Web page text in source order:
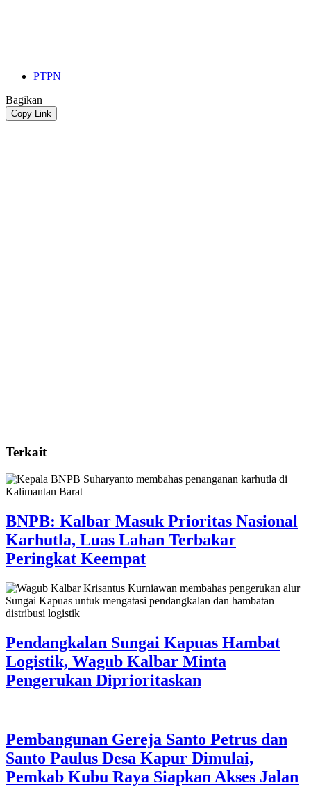
PTPN
Bagikan
Copy Link
Terkait
BNPB: Kalbar Masuk Prioritas Nasional
Karhutla, Luas Lahan Terbakar
Peringkat Keempat
Pendangkalan Sungai Kapuas Hambat
Logistik, Wagub Kalbar Minta
Pengerukan Diprioritaskan
Pembangunan Gereja Santo Petrus dan
Santo Paulus Desa Kapur Dimulai,
Pemkab Kubu Raya Siapkan Akses Jalan